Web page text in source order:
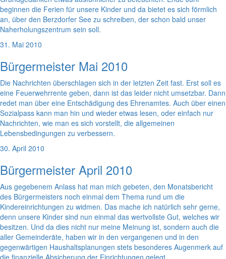
beginnen die Ferien für unsere Kinder und da bietet es sich förmlich
an, über den Berzdorfer See zu schreiben, der schon bald unser
Naherholungszentrum sein soll.
31. Mai 2010
Bürgermeister Mai 2010
Die Nachrichten überschlagen sich in der letzten Zeit fast. Erst soll es
eine Feuerwehrrente geben, dann ist das leider nicht umsetzbar. Dann
redet man über eine Entschädigung des Ehrenamtes. Auch über einen
Sozialpass kann man hin und wieder etwas lesen, oder einfach nur
Nachrichten, wie man es sich vorstellt, die allgemeinen
Lebensbedingungen zu verbessern.
30. April 2010
Bürgermeister April 2010
Aus gegebenem Anlass hat man mich gebeten, den Monatsbericht
des Bürgermeisters noch einmal dem Thema rund um die
Kindereinrichtungen zu widmen. Das mache ich natürlich sehr gerne,
denn unsere Kinder sind nun einmal das wertvollste Gut, welches wir
besitzen. Und da dies nicht nur meine Meinung ist, sondern auch die
aller Gemeinderäte, haben wir in den vergangenen und in den
gegenwärtigen Haushaltsplanungen stets besonderes Augenmerk auf